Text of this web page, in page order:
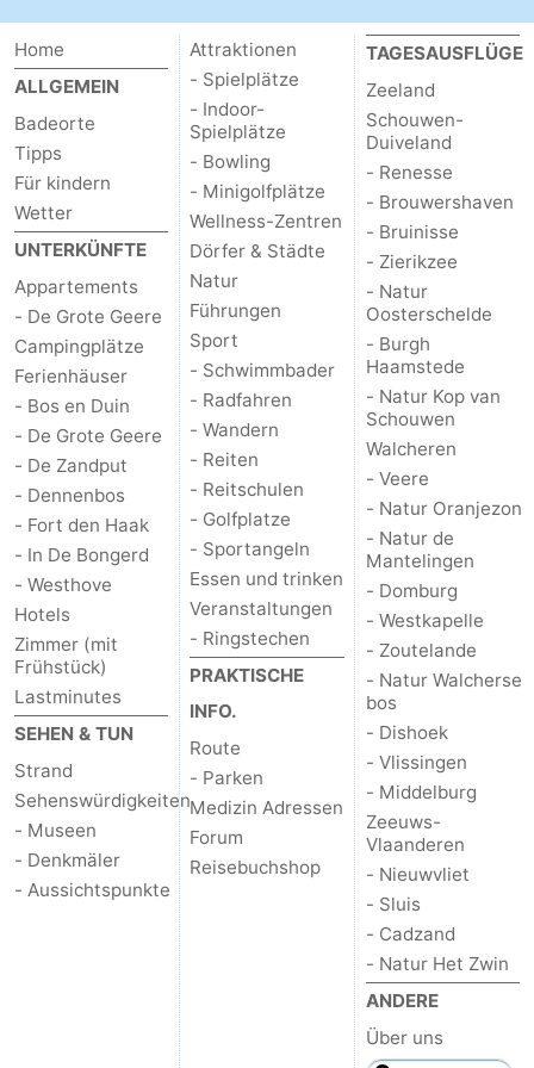
Home
ALLGEMEIN
Badeorte
Tipps
Für kindern
Wetter
UNTERKÜNFTE
Appartements
- De Grote Geere
Campingplätze
Ferienhäuser
- Bos en Duin
- De Grote Geere
- De Zandput
- Dennenbos
- Fort den Haak
- In De Bongerd
- Westhove
Hotels
Zimmer (mit
Frühstück)
Lastminutes
SEHEN & TUN
Strand
Sehenswürdigkeiten
- Museen
- Denkmäler
- Aussichtspunkte
Attraktionen
- Spielplätze
- Indoor-
Spielplätze
- Bowling
- Minigolfplätze
Wellness-Zentren
Dörfer & Städte
Natur
Führungen
Sport
- Schwimmbader
- Radfahren
- Wandern
- Reiten
- Reitschulen
- Golfplatze
- Sportangeln
Essen und trinken
Veranstaltungen
- Ringstechen
PRAKTISCHE
INFO.
Route
- Parken
Medizin Adressen
Forum
Reisebuchshop
TAGESAUSFLÜGE
Zeeland
Schouwen-
Duiveland
- Renesse
- Brouwershaven
- Bruinisse
- Zierikzee
- Natur
Oosterschelde
- Burgh
Haamstede
- Natur Kop van
Schouwen
Walcheren
- Veere
- Natur Oranjezon
- Natur de
Mantelingen
- Domburg
- Westkapelle
- Zoutelande
- Natur Walcherse
bos
- Dishoek
- Vlissingen
- Middelburg
Zeeuws-
Vlaanderen
- Nieuwvliet
- Sluis
- Cadzand
- Natur Het Zwin
ANDERE
Über uns